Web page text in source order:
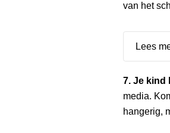
van het
Lees
7. Je kind
media.
hangerig,